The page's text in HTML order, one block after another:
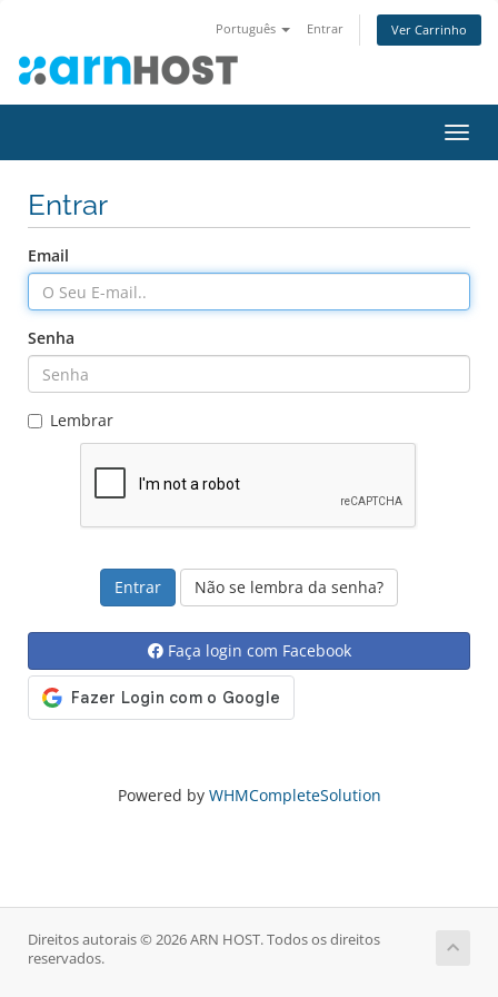
Português Entrar Ver Carrinho
Entrar
Email
Senha
Lembrar
Não se lembra da senha?
Faça login com Facebook
Powered by WHMCompleteSolution
Direitos autorais © 2026 ARN HOST. Todos os direitos
reservados.